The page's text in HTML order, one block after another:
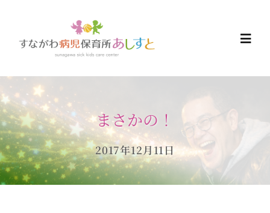
content
HOME
お知らせ
ご予約について
まさかの！
2017年12月11日